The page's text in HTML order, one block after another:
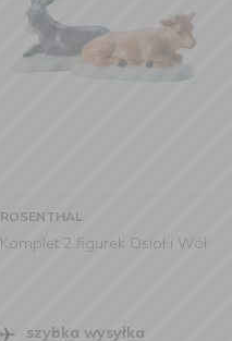
ROSENTHAL
Komplet 2 figurek Osioł i Wół
szybka wysyłka